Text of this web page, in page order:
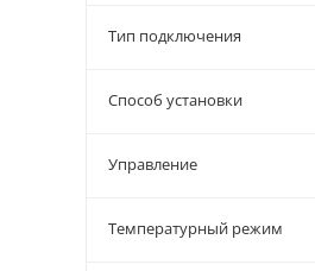
Тип подключения
Способ установки
Управление
Температурный режим